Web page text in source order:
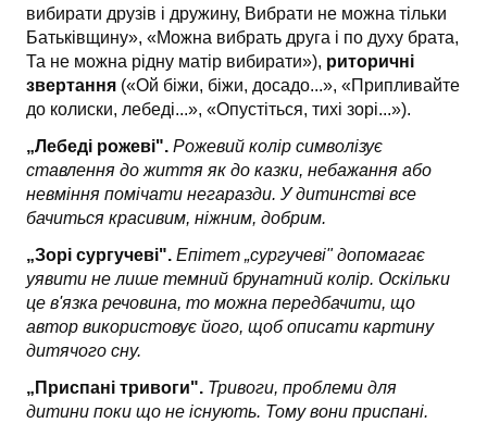
вибирати друзів і дружину, Вибрати не можна тільки
Батьківщину», «Можна вибрать друга і по духу брата,
Та не можна рідну матір вибирати»), риторичні
звертання («Ой біжи, біжи, досадо...», «Припливайте
до колиски, лебеді...», «Опустіться, тихі зорі...»).
„Лебеді рожеві". Рожевий колір символізує
ставлення до життя як до казки, небажання або
невміння помічати негаразди. У дитинстві все
бачиться красивим, ніжним, добрим.
„Зорі сургучеві". Епітет „сургучеві" допомагає
уявити не лише темний брунатний колір. Оскільки
це в'язка речовина, то можна передбачити, що
автор використовує його, щоб описати картину
дитячого сну.
„Приспані тривоги". Тривоги, проблеми для
дитини поки що не існують. Тому вони приспані.